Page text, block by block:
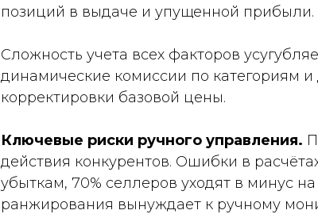
позиций в выдаче и упущенной прибыли.
Сложность учета всех факторов
динамические комиссии по категориям
корректировки базовой цены.
Ключевые риски ручного управления.
действия конкурентов. Ошибки в
убыткам, 70% селлеров уходят в минус
ранжирования вынуждает к ручному